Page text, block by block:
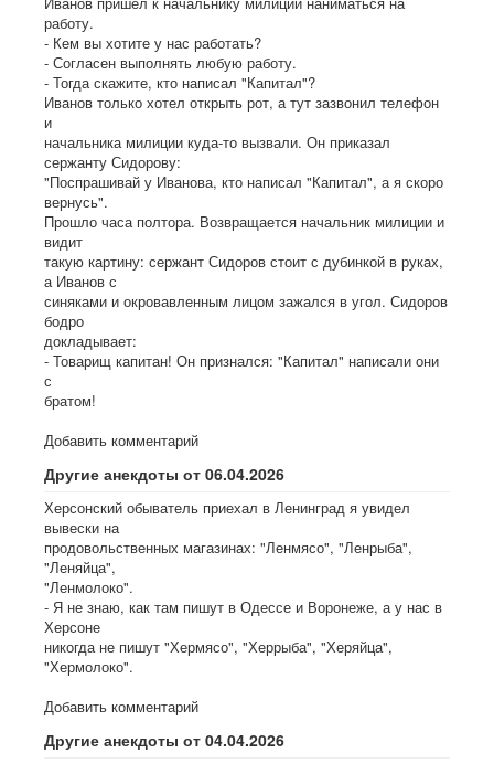
работу.
- Кем вы хотите у нас работать?
- Согласен выполнять любую работу.
- Тогда скажите, кто написал "Капитал"?
Иванов только хотел открыть рот, а тут зазвонил телефон
и
начальника милиции куда-то вызвали. Он приказал
сержанту Сидорову:
"Поспрашивай у Иванова, кто написал "Капитал", а я скоро
вернусь".
Прошло часа полтора. Возвращается начальник милиции и
видит
такую картину: сержант Сидоров стоит с дубинкой в руках,
а Иванов с
синяками и окровавленным лицом зажался в угол. Сидоров
бодро
докладывает:
- Товарищ капитан! Он признался: "Капитал" написали они
с
братом!
Добавить комментарий
Другие анекдоты от 06.04.2026
Херсонский обыватель приехал в Ленинград я увидел
вывески на
продовольственных магазинах: "Ленмясо", "Ленрыба",
"Леняйца",
"Ленмолоко".
- Я не знаю, как там пишут в Одессе и Воронеже, а у нас в
Херсоне
никогда не пишут "Хермясо", "Херрыба", "Херяйца",
"Хермолоко".
Добавить комментарий
Другие анекдоты от 04.04.2026